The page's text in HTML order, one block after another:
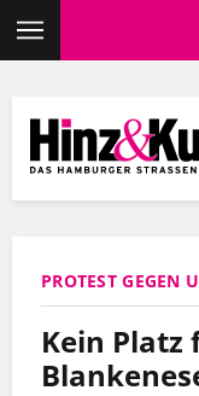
Inhalt
PROTEST GEGEN
Kein Platz